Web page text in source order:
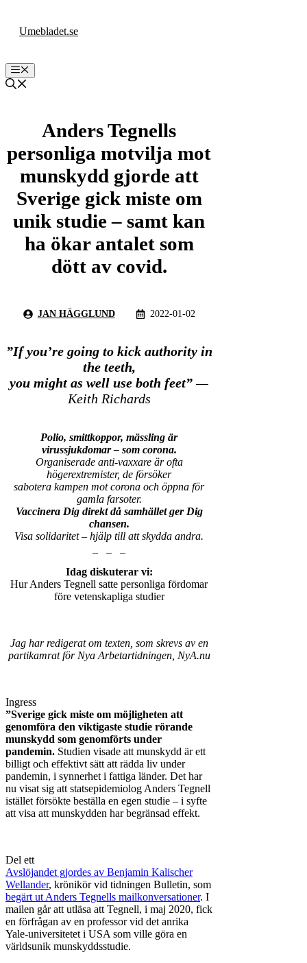
Umebladet.se
Meny
Anders Tegnells
personliga motvilja mot
munskydd gjorde att
Sverige gick miste om
unik studie – samt kan
ha ökar antalet som
dött av covid.
JAN HÄGGLUND 2022-01-02
”If you’re going to kick authority in
the teeth,
you might as well use both feet”—
Keith Richards
Polio, smittkoppor, mässling är
virussjukdomar – som corona.
Organiserade anti-vaxxare är ofta
högerextremister, de försöker
saboterakampen mot corona och öppna för
gamla farsoter.
Vaccinera Dig direkt då samhället ger Dig
chansen.
Visa solidaritet – hjälp till att skydda andra.
Idag diskuterar vi:
Hur Anders Tegnell satte personliga fördomar
före vetenskapliga studier
Jag har redigerat om texten, som skrevs av en
partikamrat för Nya Arbetartidningen, NyA.nu
Ingress
”Sverige gick miste om möjligheten att
genomföra den viktigaste studie rörande
munskydd som genomförts under
pandemin. Studien visade att munskydd är ett
billigt och effektivt sätt att rädda liv under
pandemin, i synnerhet i fattiga länder. Det har
nu visat sig att statsepidemiolog Anders Tegnell
istället försökte beställa en egen studie – i syfte
att visa att munskydden har begränsad effekt.
Del ett
Avslöjandet gjordes av Benjamin Kalischer
Wellander, krönikör vid tidningen Bulletin, som
begärt ut Anders Tegnells mailkonversationer. I
mailen går att utläsa att Tegnell, i maj 2020, fick
en förfrågan av en professor vid det anrika
Yale-universitetet i USA som ville göra en
världsunik munskyddsstudie.